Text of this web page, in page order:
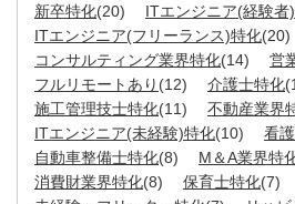
新卒特化(20) ITエンジニア(経験者
ITエンジニア(フリーランス)特化(20)
コンサルティング業界特化(14) 営
フルリモートあり (12) 介護士特化
施工管理技士特化(11) 不動産業界
ITエンジニア(未経験)特化(10) 看
自動車整備士特化(8) M＆A業界特
消費財業界特化(8) 保育士特化(7)